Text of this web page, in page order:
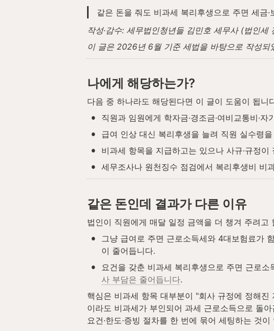
같은 돈을 줘도 비과세 복리후생으로 주면 세금
작성·감수: 세무법인청년들 김민호 세무사 (법인
이 글은 2026년 6월 기준 세법을 바탕으로 작성
나에게 해당하는가?
다음 중 하나라도 해당된다면 이 글이 도움이 됩니
• 직원과 임원에게 학자금·경조금·여비교통비·
• 급여 인상 대신 복리후생을 늘려 직원 실수령
• 비과세 항목을 지급하고는 있으나 사규·규정이
• 세무조사나 원천징수 점검에서 복리후생비 비
같은 돈인데 결과가 다른 이유
법인이 직원에게 매달 일정 금액을 더 챙겨 주려
•
그냥 급여로 주면 근로소득세와 4대보험료가
이 줄어듭니다.
• 요건을 갖춘 비과세 복리후생으로 주면 근로소
사 부담은 줄어듭니다.
핵심은 비과세 항목 대부분이 "회사 규정에 정해
이라도 비과세가 부인되어 과세 근로소득으로 돌
요건·한도·증빙 절차를 한 번에 묶어 세팅하는 것이